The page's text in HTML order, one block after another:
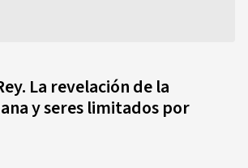
La revelación de la
y seres limitados por